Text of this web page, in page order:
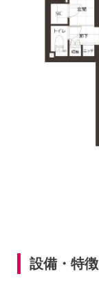
設備・特徴